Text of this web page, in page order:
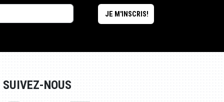
SUIVEZ-NOUS